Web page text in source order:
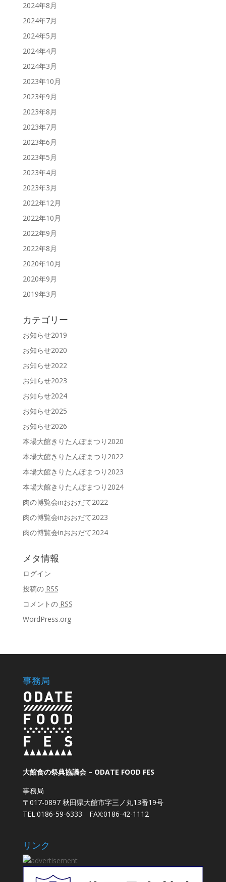
2024年8月
2024年7月
2024年5月
2024年4月
2024年3月
2023年10月
2023年9月
2023年8月
2023年7月
2023年6月
2023年5月
2023年4月
2023年3月
2022年12月
2022年10月
2022年9月
2022年8月
2020年10月
2020年9月
2019年3月
カテゴリー
お知らせ2019
お知らせ2020
お知らせ2022
お知らせ2023
お知らせ2024
お知らせ2025
お知らせ2026
本場大館きりたんぽまつり2020
本場大館きりたんぽまつり2022
本場大館きりたんぽまつり2023
本場大館きりたんぽまつり2024
肉の博覧会inおおだて2022
肉の博覧会inおおだて2023
肉の博覧会inおおだて2024
メタ情報
ログイン
投稿の RSS
コメントの RSS
WordPress.org
事務局
大館食の祭典協議会 – ODATE FOOD FES
事務局
〒017-0897 秋田県大館市字三ノ丸13番19号
TEL:0186-59-6333 FAX:0186-42-1112
リンク